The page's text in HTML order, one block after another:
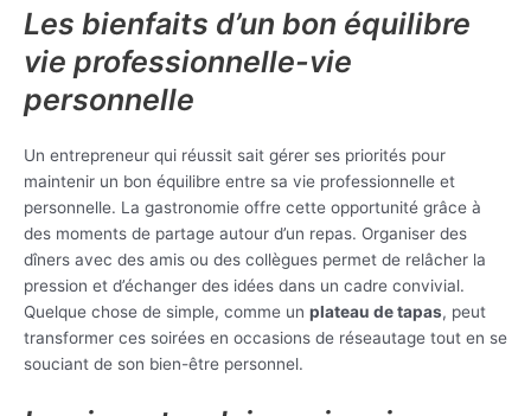
Les bienfaits d’un bon équilibre
vie professionnelle-vie
personnelle
Un entrepreneur qui réussit sait gérer ses priorités pour
maintenir un bon équilibre entre sa vie professionnelle et
personnelle. La gastronomie offre cette opportunité grâce à
des moments de partage autour d’un repas. Organiser des
dîners avec des amis ou des collègues permet de relâcher la
pression et d’échanger des idées dans un cadre convivial.
Quelque chose de simple, comme un plateau de tapas, peut
transformer ces soirées en occasions de réseautage tout en se
souciant de son bien-être personnel.